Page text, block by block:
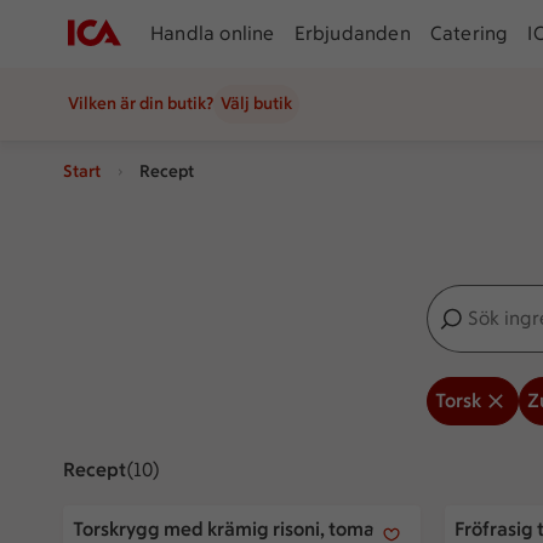
Handla online Erbjudanden Catering
Vilken är din butik? Välj butik
Start Recept
Sök
Inga förslag
Torsk
ReceptVisar 10 stycken
(10)
Torskrygg med krämig risoni, tomat
Torskrygg med krämig risoni, tomat och zucchiniFröfrasig
Fröfrasig